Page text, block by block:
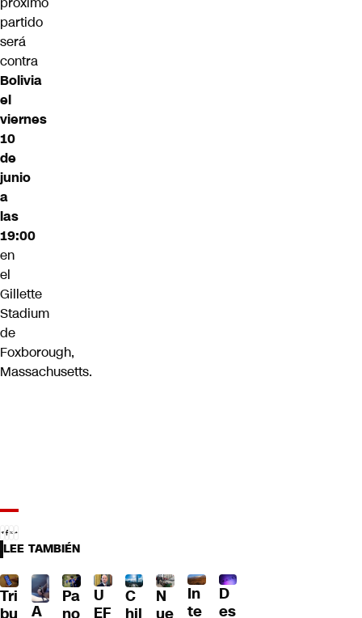
partido
será
contra
Bolivia
el
viernes
10
de
junio
a
las
19:00
en
el
Gillette
Stadium
de
Foxborough,
Massachusetts.
LEE TAMBIÉN
Tri
bu
A
Pa
no
U
EF
C
hil
N
ue
In
te
D
es